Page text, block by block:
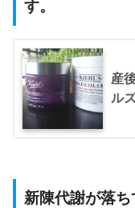
す。
産
ル
新陳代謝が落